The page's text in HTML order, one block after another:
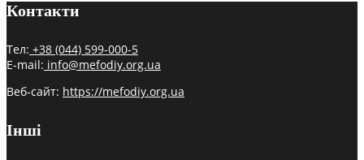
Контакти
Тел: +38 (044) 599-000-5
E-mail: info@mefodiy.org.ua
Веб-сайт: https://mefodiy.org.ua
Інші